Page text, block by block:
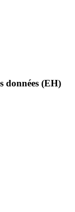
données (EH)